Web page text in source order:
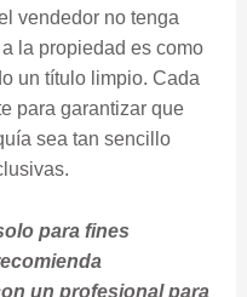
vendedor no tenga
la propiedad es como
un título limpio. Cada
para garantizar que
sea tan sencillo
para fines
un profesional para